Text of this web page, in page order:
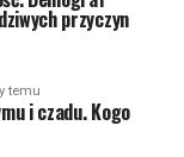
przyczyn
temu
i czadu. Kogo